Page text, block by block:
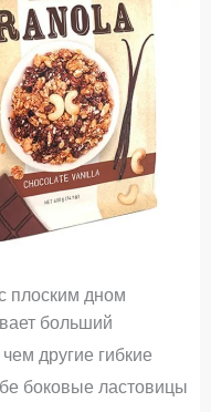
плоским дном
больший
другие гибкие
боковые ластовицы